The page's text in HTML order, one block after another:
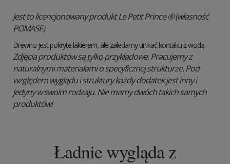
Jest to licencjonowany produkt Le Petit Prince ® (własność
POMASE)
Drewno jest pokryte lakierem, ale zaledamy unikać kontaku z wodą.
Zdjęcia produktów są tylko przykładowe. Pracujemy z
naturalnymi materiałami o specyficznej strukturze. Pod
względem wyglądu i struktury każdy dodatek jest inny i
jedyny w swoim rodzaju. Nie mamy dwóch takich samych
produktów!
Ładnie wygląda z